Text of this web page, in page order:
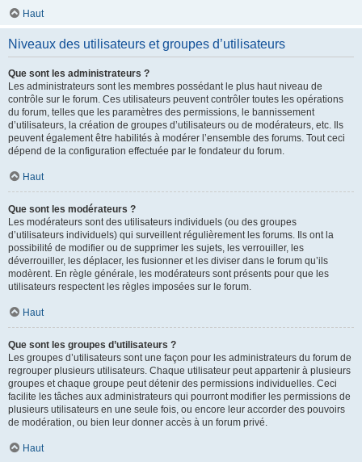
Haut
Niveaux des utilisateurs et groupes d’utilisateurs
Que sont les administrateurs ?
Les administrateurs sont les membres possédant le plus haut niveau de
contrôle sur le forum. Ces utilisateurs peuvent contrôler toutes les opérations
du forum, telles que les paramètres des permissions, le bannissement
d’utilisateurs, la création de groupes d’utilisateurs ou de modérateurs, etc. Ils
peuvent également être habilités à modérer l’ensemble des forums. Tout ceci
dépend de la configuration effectuée par le fondateur du forum.
Haut
Que sont les modérateurs ?
Les modérateurs sont des utilisateurs individuels (ou des groupes
d’utilisateurs individuels) qui surveillent régulièrement les forums. Ils ont la
possibilité de modifier ou de supprimer les sujets, les verrouiller, les
déverrouiller, les déplacer, les fusionner et les diviser dans le forum qu’ils
modèrent. En règle générale, les modérateurs sont présents pour que les
utilisateurs respectent les règles imposées sur le forum.
Haut
Que sont les groupes d’utilisateurs ?
Les groupes d’utilisateurs sont une façon pour les administrateurs du forum de
regrouper plusieurs utilisateurs. Chaque utilisateur peut appartenir à plusieurs
groupes et chaque groupe peut détenir des permissions individuelles. Ceci
facilite les tâches aux administrateurs qui pourront modifier les permissions de
plusieurs utilisateurs en une seule fois, ou encore leur accorder des pouvoirs
de modération, ou bien leur donner accès à un forum privé.
Haut